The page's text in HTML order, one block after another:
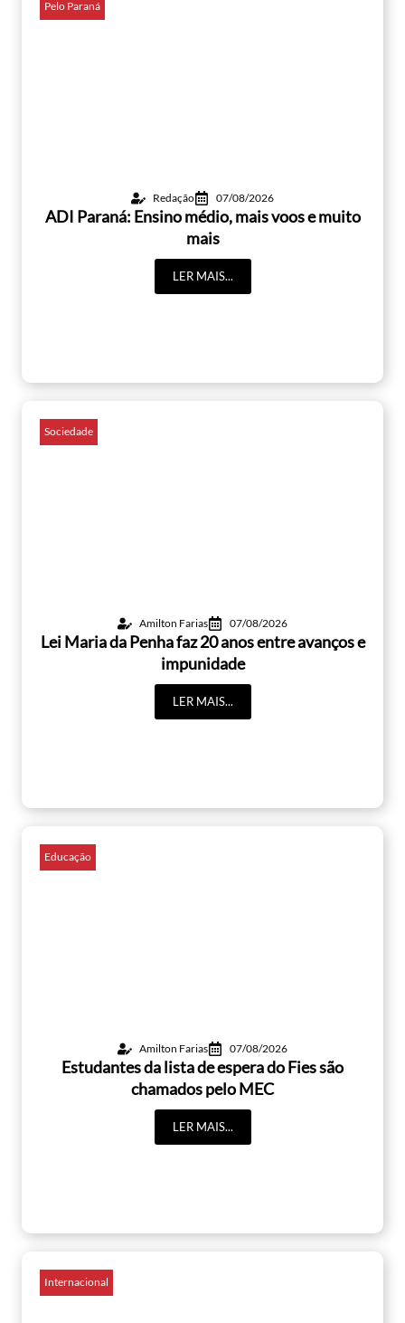
Pelo Paraná
Redação 07/08/2026
ADI Paraná: Ensino médio, mais voos e muito
mais
LER MAIS...
Sociedade
Amilton Farias 07/08/2026
Lei Maria da Penha faz 20 anos entre avanços e
impunidade
LER MAIS...
Educação
Amilton Farias 07/08/2026
Estudantes da lista de espera do Fies são
chamados pelo MEC
LER MAIS...
Internacional